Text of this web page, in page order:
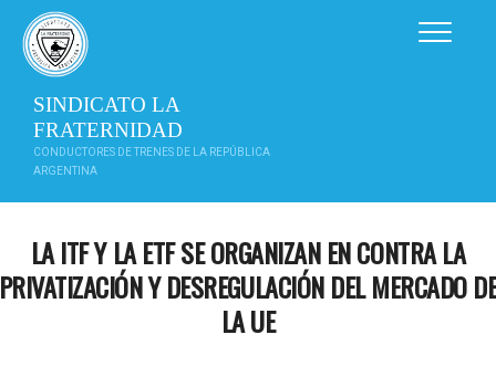
contenido
SINDICATO LA
FRATERNIDAD
CONDUCTORES DE TRENES DE LA REPÚBLICA
ARGENTINA
LA ITF Y LA ETF SE ORGANIZAN EN CONTRA LA
Y DESREGULACIÓN DEL MERCADO
LA UE